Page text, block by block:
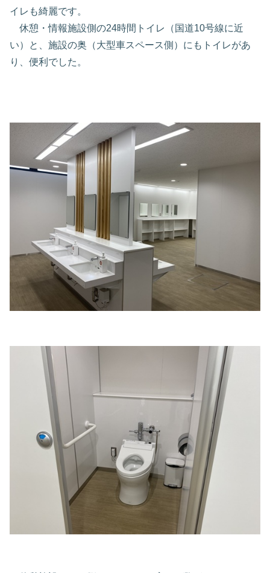
イレも綺麗です。
休憩・情報施設側の24時間トイレ（国道10号線に近
い）と、施設の奥（大型車スペース側）にもトイレがあ
り、便利でした。